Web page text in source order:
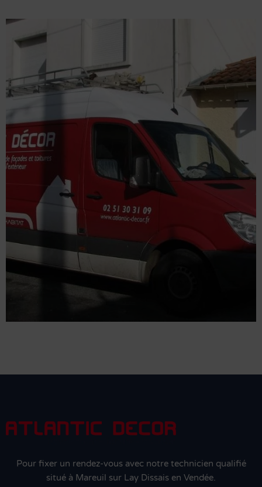
Pour fixer un rendez-vous avec notre technicien qualifié
situé à Mareuil sur Lay Dissais en Vendée.